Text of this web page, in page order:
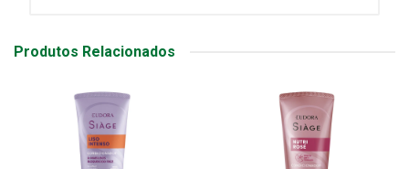
Produtos Relacionados